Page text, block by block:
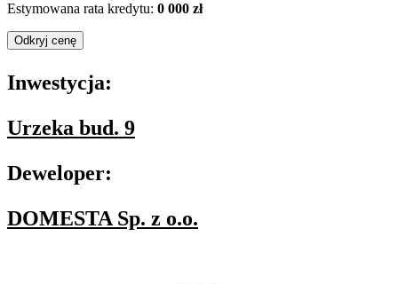
Estymowana rata kredytu: 0 000 zł
Odkryj cenę
Inwestycja:
Urzeka bud. 9
Deweloper:
DOMESTA Sp. z o.o.